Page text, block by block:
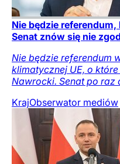
Nie będzie
Senat znów się nie
Nie będzie referendum
klimatycznej UE, o
Nawrocki. Senat po raz
KrajObserwator mediów